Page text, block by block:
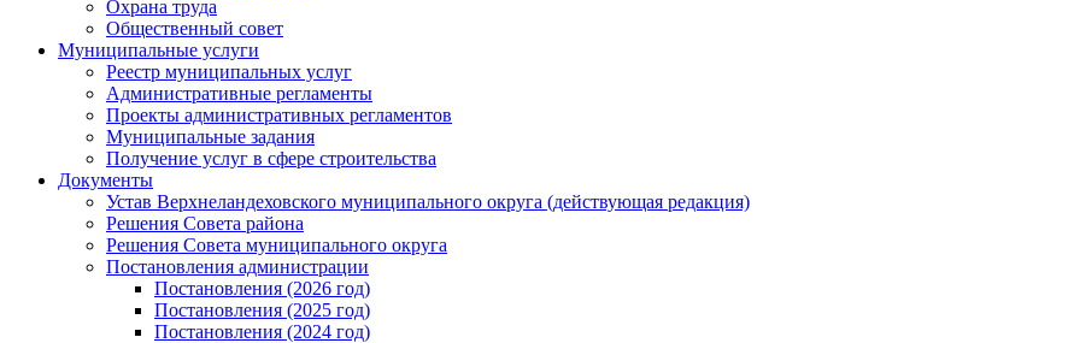
Охрана труда
Общественный совет
Муниципальные услуги
Реестр муниципальных услуг
Административные регламенты
Проекты административных регламентов
Муниципальные задания
Получение услуг в сфере строительства
Документы
Устав Верхнеландеховского муниципального округа (действующая редакция)
Решения Совета района
Решения Совета муниципального округа
Постановления администрации
Постановления (2026 год)
Постановления (2025 год)
Постановления (2024 год)